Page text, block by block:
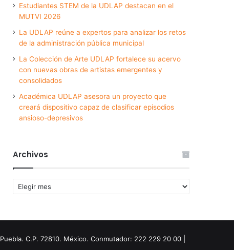
Estudiantes STEM de la UDLAP destacan en el
MUTVI 2026
La UDLAP reúne a expertos para analizar los retos
de la administración pública municipal
La Colección de Arte UDLAP fortalece su acervo
con nuevas obras de artistas emergentes y
consolidados
Académica UDLAP asesora un proyecto que
creará dispositivo capaz de clasificar episodios
ansioso-depresivos
Archivos
Archivos
C.P. 72810. México. Conmutador: 222 229 20 00 |